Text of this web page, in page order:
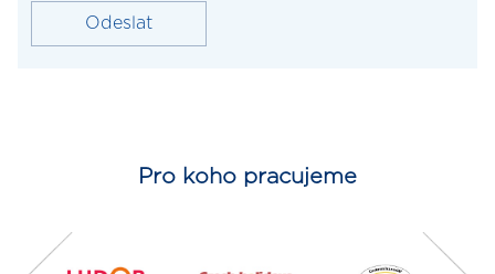
Pro koho pracujeme